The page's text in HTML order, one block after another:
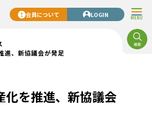
MENU
会員について LOGIN
、新協議会が発足
を推進、新協議会